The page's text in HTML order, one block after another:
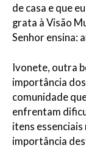
de casa e que
grata à Visão
Senhor ensina:
Ivonete, outra
importância
comunidade
enfrentam
itens essenciais
importância